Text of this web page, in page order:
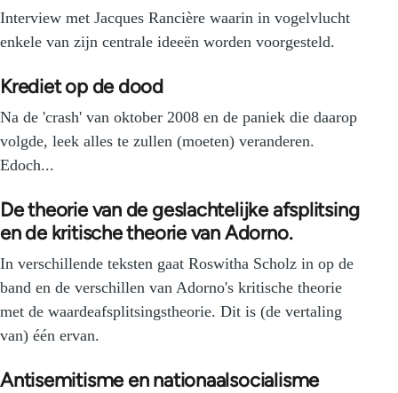
Interview met Jacques Rancière waarin in vogelvlucht
enkele van zijn centrale ideeën worden voorgesteld.
Krediet op de dood
Na de 'crash' van oktober 2008 en de paniek die daarop
volgde, leek alles te zullen (moeten) veranderen.
Edoch...
De theorie van de geslachtelijke afsplitsing
en de kritische theorie van Adorno.
In verschillende teksten gaat Roswitha Scholz in op de
band en de verschillen van Adorno's kritische theorie
met de waardeafsplitsingstheorie. Dit is (de vertaling
van) één ervan.
Antisemitisme en nationaalsocialisme